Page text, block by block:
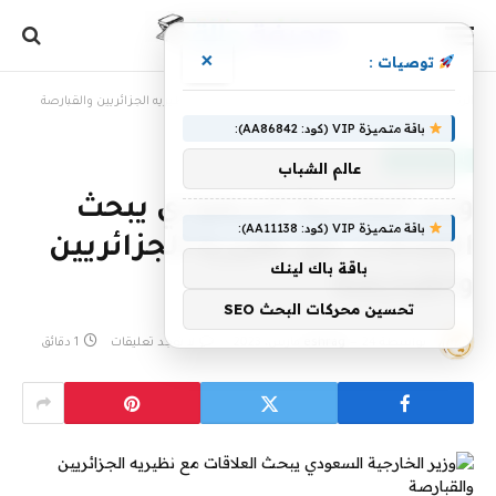
وزير الخارجية السعودي يبحث العلاقات مع نظيريه الجزائريين والقبارصة
وزير الخارجية السعودي يبحث
العلاقات مع نظيريه الجزائريين
والقبارصة
لا توجد تعليقات 1 دقائق
توصيات : ×
باقة متميزة VIP (كود: AA86842):
عالم الشباب
باقة متميزة VIP (كود: AA11138):
باقة باك لينك
تحسين محركات البحث SEO